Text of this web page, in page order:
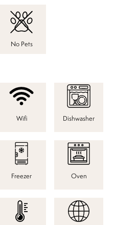
No Pets
Wifi Dishwasher
Freezer Oven